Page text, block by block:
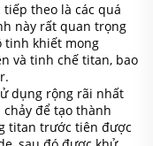
theo là các quá
này rất quan trọng
tinh khiết mong
và tinh chế titan, bao
dụng rộng rãi nhất
để tạo thành
titan trước tiên được